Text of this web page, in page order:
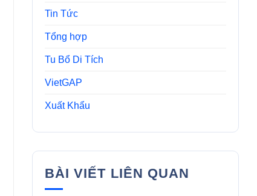
Tin Tức
Tổng hợp
Tu Bổ Di Tích
VietGAP
Xuất Khẩu
BÀI VIẾT LIÊN QUAN